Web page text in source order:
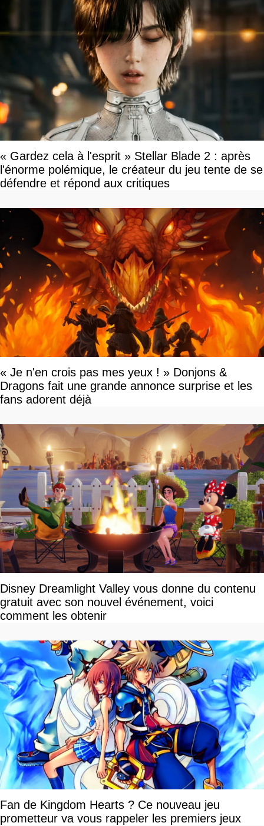
« Gardez cela à l'esprit » Stellar Blade 2 : après
l'énorme polémique, le créateur du jeu tente de se
défendre et répond aux critiques
« Je n'en crois pas mes yeux ! » Donjons &
Dragons fait une grande annonce surprise et les
fans adorent déjà
Disney Dreamlight Valley vous donne du contenu
gratuit avec son nouvel événement, voici
comment les obtenir
Fan de Kingdom Hearts ? Ce nouveau jeu
prometteur va vous rappeler les premiers jeux